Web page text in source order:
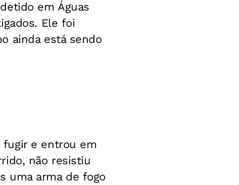
em Águas
Ele foi
ainda está sendo
fugir e entrou em
não resistiu
uma arma de fogo